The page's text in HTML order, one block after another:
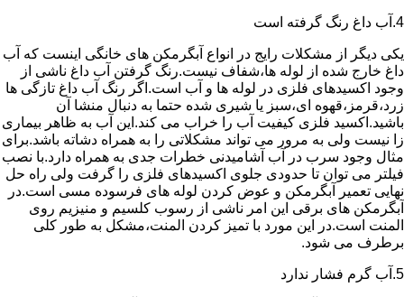
4.آب داغ رنگ گرفته است
یکی دیگر از مشکلات رایج در انواع آبگرمکن های خانگی اینست که آب
داغ خارج شده از لوله ها،شفاف نیست.رنگ گرفتن آب داغ ناشی از
وجود اکسیدهای فلزی در لوله ها و آب است.اگر رنگ آب داغ تازگی ها
زرد،قرمز،قهوه ای،سبز یا شیری شده حتما به دنبال منشا آن
باشید.اکسید فلزی کیفیت آب را خراب می کند.این آب به ظاهر بیماری
زا نیست ولی به مرور می تواند مشکلاتی را به همراه دشاته باشد.برای
مثال وجود سرب در آب آشامیدنی خطرات جدی به همراه دارد.با نصب
فیلتر می توان تا حدودی جلوی اکسیدهای فلزی را گرفت ولی راه حل
نهایی تعمیر آبگرمکن و عوض کردن لوله های فرسوده مسی است.در
آبگرمکن های برقی این امر ناشی از رسوب کلسیم و منیزیم روی
المنت است.در این مورد با تمیز کردن المنت،مشکل به طور کلی
برطرف می شود.
5.آب گرم فشار ندارد